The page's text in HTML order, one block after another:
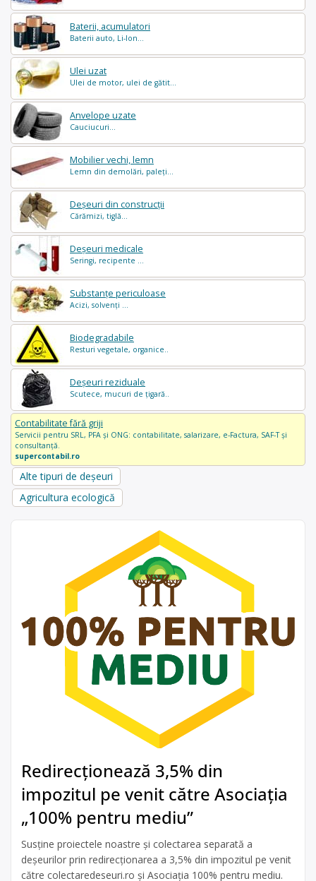
Baterii, acumulatori
Baterii auto, Li-Ion...
Ulei uzat
Ulei de motor, ulei de gătit...
Anvelope uzate
Cauciucuri...
Mobilier vechi, lemn
Lemn din demolări, paleți...
Deșeuri din construcții
Cărămizi, tiglă...
Deșeuri medicale
Seringi, recipente ...
Substanțe periculoase
Acizi, solvenți ...
Biodegradabile
Resturi vegetale, organice..
Deșeuri reziduale
Scutece, mucuri de țigară..
Contabilitate fără griji
Servicii pentru SRL, PFA și ONG: contabilitate, salarizare, e-Factura, SAF-T și
consultanță.
supercontabil.ro
Alte tipuri de deșeuri
Agricultura ecologică
Redirecționează 3,5% din
impozitul pe venit către Asociația
„100% pentru mediu”
Susține proiectele noastre și colectarea separată a
deșeurilor prin redirecționarea a 3,5% din impozitul pe venit
către colectaredeseuri.ro și Asociația 100% pentru mediu.